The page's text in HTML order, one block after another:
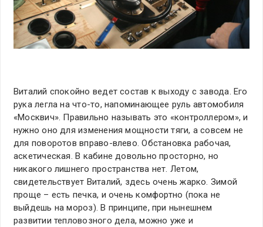
Виталий спокойно ведет состав к выходу с завода. Его
рука легла на что-то, напоминающее руль автомобиля
«Москвич». Правильно называть это «контроллером», и
нужно оно для изменения мощности тяги, а совсем не
для поворотов вправо-влево. Обстановка рабочая,
аскетическая. В кабине довольно просторно, но
никакого лишнего пространства нет. Летом,
свидетельствует Виталий, здесь очень жарко. Зимой
проще – есть печка, и очень комфортно (пока не
выйдешь на мороз). В принципе, при нынешнем
развитии тепловозного дела, можно уже и